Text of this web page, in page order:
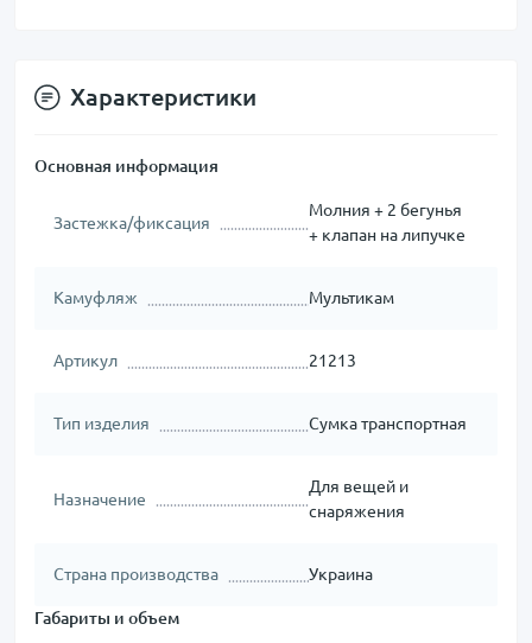
Характеристики
Основная информация
Застежка/фиксация
Молния + 2 бегунья
+ клапан на липучке
Камуфляж Мультикам
Артикул 21213
Тип изделия Сумка транспортная
Назначение
Для вещей и
снаряжения
Страна производства Украина
Габариты и объем